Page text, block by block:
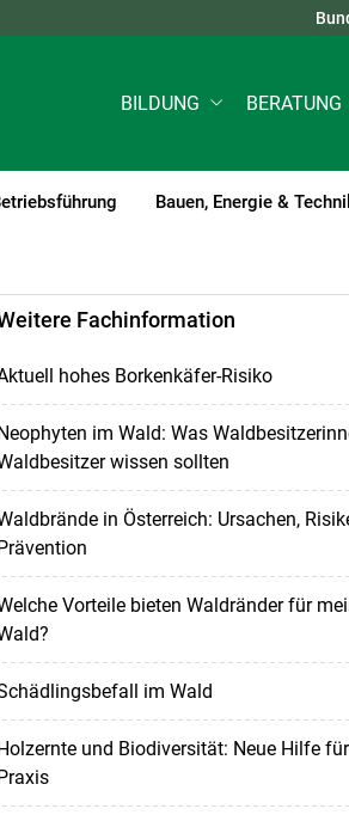
BILDUNG BERATUNG
Bauen, Energie &
Fachinformation
hohes Borkenkäfer-Risiko
im Wald: Was
wissen sollten
in Österreich: Ursachen,
Vorteile bieten Waldränder für
im Wald
und Biodiversität: Neue Hilfe